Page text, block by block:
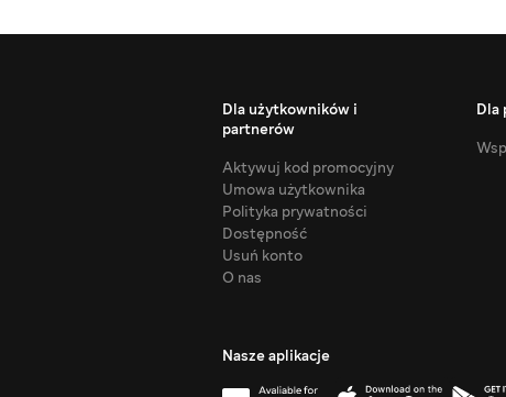
Dla użytkowników i
partnerów
Aktywuj kod promocyjny
Umowa użytkownika
Polityka prywatności
Dostępność
Usuń konto
O nas
Dla
Nasze aplikacje